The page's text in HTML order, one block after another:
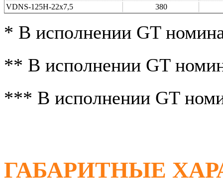
VDNS-125H-22x7,5
380
* В исполнении GT
** В исполнении GT
*** В исполнении GT
ГАБАРИТНЫЕ